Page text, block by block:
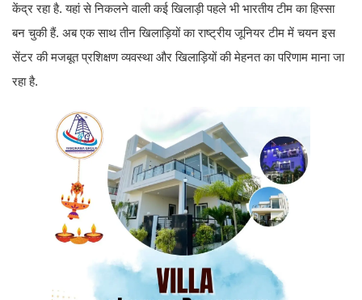
केंद्र रहा है. यहां से निकलने वाली कई खिलाड़ी पहले भी भारतीय टीम का हिस्सा
बन चुकी हैं. अब एक साथ तीन खिलाड़ियों का राष्ट्रीय जूनियर टीम में चयन इस
सेंटर की मजबूत प्रशिक्षण व्यवस्था और खिलाड़ियों की मेहनत का परिणाम माना जा
रहा है.